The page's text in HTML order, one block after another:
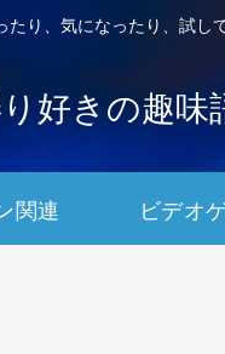
たり、気になったり、試し
好きの趣味
関連 ビデオ